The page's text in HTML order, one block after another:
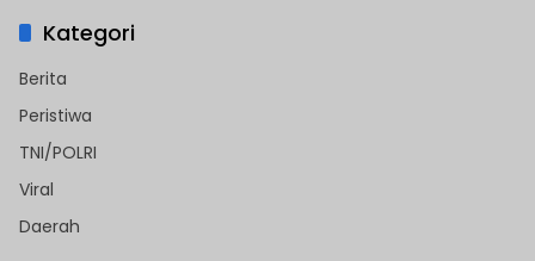
Kategori
Berita
Peristiwa
TNI/POLRI
Viral
Daerah